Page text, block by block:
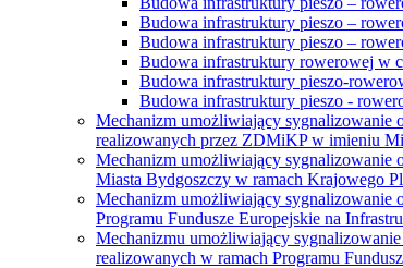
Budowa infrastruktury pieszo –
Budowa infrastruktury pieszo –
Budowa infrastruktury rowerowej w
Budowa infrastruktury pieszo-
Budowa infrastruktury pieszo -
Mechanizm umożliwiający sygnalizowanie
realizowanych przez ZDMiKP w imieniu
Mechanizm umożliwiający sygnalizowanie
Miasta Bydgoszczy w ramach Krajowego
Mechanizm umożliwiający sygnalizowanie
Programu Fundusze Europejskie na
Mechanizmu umożliwiający
realizowanych w ramach Programu